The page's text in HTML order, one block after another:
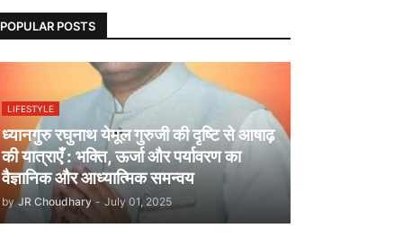
POPULAR POSTS
LIFESTYLE
ध्यानगुरु रघुनाथ येमूल गुरुजी की दृष्टि से आषाढ़
की यात्राएँ : भक्ति, ऊर्जा और पर्यावरण का
वैज्ञानिक और आध्यात्मिक समन्वय
by JR Choudhary - July 01, 2025